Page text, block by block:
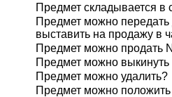
Предмет складывается в
Предмет можно передать
выставить на продажу в
Предмет можно продать
Предмет можно
Предмет можно удалить?
Предмет можно